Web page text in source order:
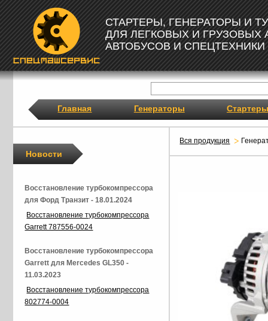
СТАРТЕРЫ, ГЕНЕРАТОРЫ И
ДЛЯ ЛЕГКОВЫХ И ГРУЗОВЫХ
АВТОБУСОВ И СПЕЦТЕХНИКИ
Главная Генераторы Стартеры
Вся продукция
Новости
Восстановление турбокомпрессора
для Форд Транзит - 18.01.2024
Восстановление турбокомпрессора
Garrett 787556-0024
Восстановление турбокомпрессора
Garrett для Mercedes GL350 -
11.03.2023
Восстановление турбокомпрессора
802774-0004